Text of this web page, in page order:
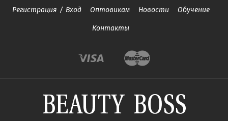
Регистрация / Вход Оптовикам Новости Обучение
Контакты